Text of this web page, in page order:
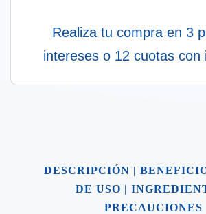
Realiza tu compra en 3
intereses o 12 cuotas con
DESCRIPCIÓN |
DE USO |
PRECAUCIONES